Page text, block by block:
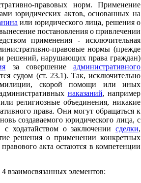
правовых норм. Применение
юридических актов, основанных на
или юридического лица, решения о
постановления о привлечении
применения - исключительная
правовые нормы (прежде
решений, нарушающих права граждан)
за совершениеадминистративного
судом (ст. 23.1). Так, исключительно
милиции, скорой помощи или иных
наказаний, например
религиозные объединения, никакие
права. Они могут обращаться к
создаваемого юридического лица, с
ходатайством о заключении сделки,
решения о применении конкретных
акта остаются в компетенции
взаимосвязанных элементов: